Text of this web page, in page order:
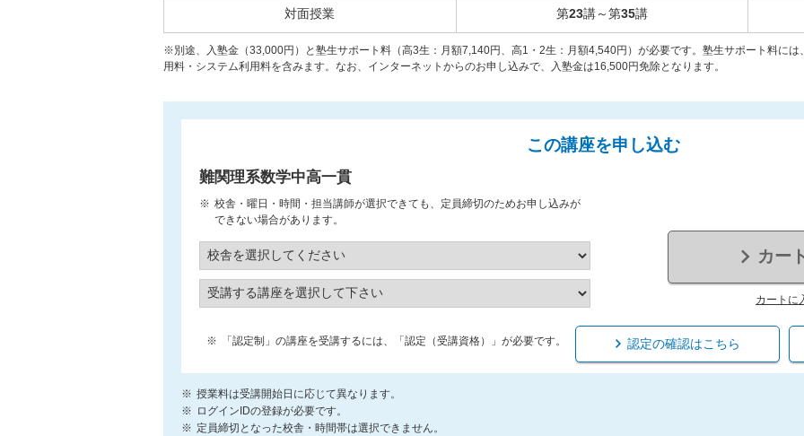
対面授業 第23講～第35講
※別途、入塾金（33,000円）と塾生サポート料（高3生：月額7,140円、高1・2生：月額4,540円）が必要です。塾生サポート料に
用料・システム利用料を含みます。なお、インターネットからのお申し込みで、入塾金は16,500円免除となります。
この講座を申し込む
難関理系数学中高一貫
校舎・曜日・時間・担当講師が選択できても、定員締切のためお申し込みが
できない場合があります。
カー
カートに
「認定制」の講座を受講するには、「認定（受講資格）」が必要です。 認定の確認はこちら
授業料は受講開始日に応じて異なります。
ログインIDの登録が必要です。
定員締切となった校舎・時間帯は選択できません。